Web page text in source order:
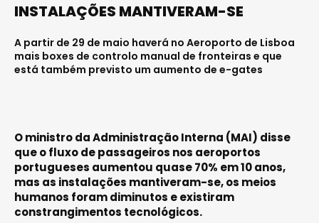
INSTALAÇÕES MANTIVERAM-SE
A partir de 29 de maio haverá no Aeroporto de Lisboa
mais boxes de controlo manual de fronteiras e que
está também previsto um aumento de e-gates
O ministro da Administração Interna (MAI) disse
que o fluxo de passageiros nos aeroportos
portugueses aumentou quase 70% em 10 anos,
mas as instalações mantiveram-se, os meios
humanos foram diminutos e existiram
constrangimentos tecnológicos.